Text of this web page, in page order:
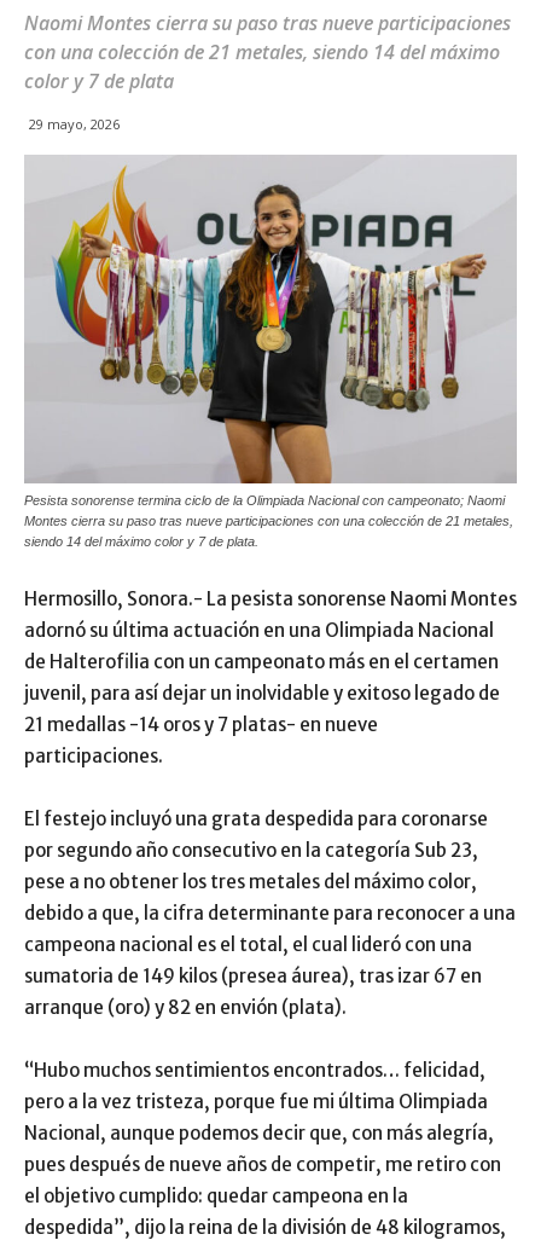
Naomi Montes cierra su paso tras nueve participaciones
con una colección de 21 metales, siendo 14 del máximo
color y 7 de plata
29 mayo, 2026
Pesista sonorense termina ciclo de la Olimpiada Nacional con campeonato; Naomi
Montes cierra su paso tras nueve participaciones con una colección de 21 metales,
siendo 14 del máximo color y 7 de plata.
Hermosillo, Sonora.- La pesista sonorense Naomi Montes
adornó su última actuación en una Olimpiada Nacional
de Halterofilia con un campeonato más en el certamen
juvenil, para así dejar un inolvidable y exitoso legado de
21 medallas -14 oros y 7 platas- en nueve
participaciones.
El festejo incluyó una grata despedida para coronarse
por segundo año consecutivo en la categoría Sub 23,
pese a no obtener los tres metales del máximo color,
debido a que, la cifra determinante para reconocer a una
campeona nacional es el total, el cual lideró con una
sumatoria de 149 kilos (presea áurea), tras izar 67 en
arranque (oro) y 82 en envión (plata).
“Hubo muchos sentimientos encontrados… felicidad,
pero a la vez tristeza, porque fue mi última Olimpiada
Nacional, aunque podemos decir que, con más alegría,
pues después de nueve años de competir, me retiro con
el objetivo cumplido: quedar campeona en la
despedida”, dijo la reina de la división de 48 kilogramos,